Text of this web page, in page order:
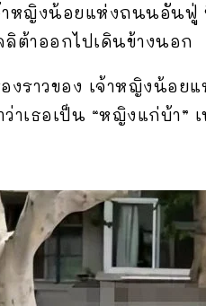
าหญิงน้อยแห่งถนนอันฟู่
ลิต้าออกไปเดินข้างนอก
องราวของ เจ้าหญิงน้อ
ว่าเธอเป็น “หญิงแก่บ้า”